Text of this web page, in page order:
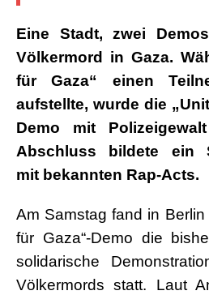
Eine Stadt, zwei
Völkermord in Gaza.
für Gaza“ einen
aufstellte, wurde die
Demo mit
Abschluss bildete ein
mit bekannten Rap-Acts.
Am Samstag fand in Berlin
für Gaza“-Demo die
solidarische
Völkermords statt. Laut